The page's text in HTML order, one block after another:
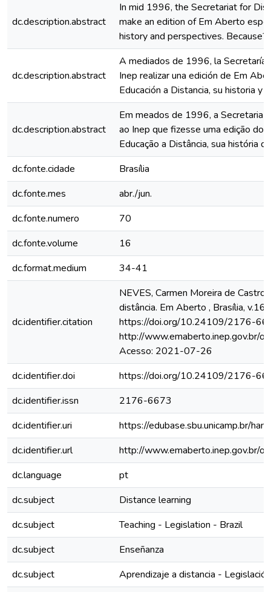
dc.description.abstract
In mid 1996, the Secretariat for
make an edition of Em Aberto
history and perspectives. Because?
dc.description.abstract
A mediados de 1996, la Secretaría
Inep realizar una edición de Em
Educación a Distancia, su historia y
dc.description.abstract
Em meados de 1996, a Secretaria
ao Inep que fizesse uma edição do
Educação a Distância, sua história
dc.fonte.cidade
Brasília
dc.fonte.mes
abr./jun.
dc.fonte.numero
70
dc.fonte.volume
16
dc.format.medium
34-41
dc.identifier.citation
NEVES, Carmen Moreira de
distância. Em Aberto , Brasília,
https://doi.org/10.24109/2176-
http://www.emaberto.inep.gov.br/
Acesso: 2021-07-26
dc.identifier.doi
https://doi.org/10.24109/2176-
dc.identifier.issn
2176-6673
dc.identifier.uri
https://edubase.sbu.unicamp.br/
dc.identifier.url
http://www.emaberto.inep.gov.br/
dc.language
pt
dc.subject
Distance learning
dc.subject
Teaching - Legislation - Brazil
dc.subject
Enseñanza
dc.subject
Aprendizaje a distancia -